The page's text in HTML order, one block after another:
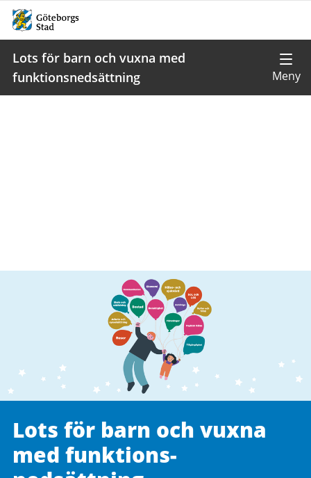
Lots för barn och vuxna med
funktionsnedsättning
Lots för barn och vuxna
med funktions­